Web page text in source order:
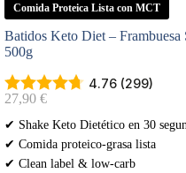
Comida Proteica Lista con MCT
Batidos Keto Diet – Frambuesa
500g
4.76 (299)
27,90 €
✔ Shake Keto Dietético en 30
✔ Comida proteico-grasa lista
✔ Clean label & low-carb